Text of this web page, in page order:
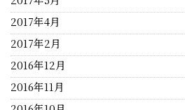
2017年4月
2017年2月
2016年12月
2016年11月